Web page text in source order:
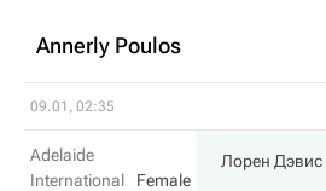
Annerly Poulos
09.01, 02:35
Adelaide
International
Female
Лорен Дэвис